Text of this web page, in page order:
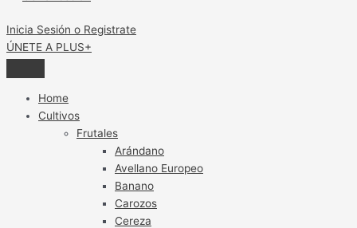
Inicia Sesión o Registrate
ÚNETE A PLUS+
Home
Cultivos
Frutales
Arándano
Avellano Europeo
Banano
Carozos
Cereza